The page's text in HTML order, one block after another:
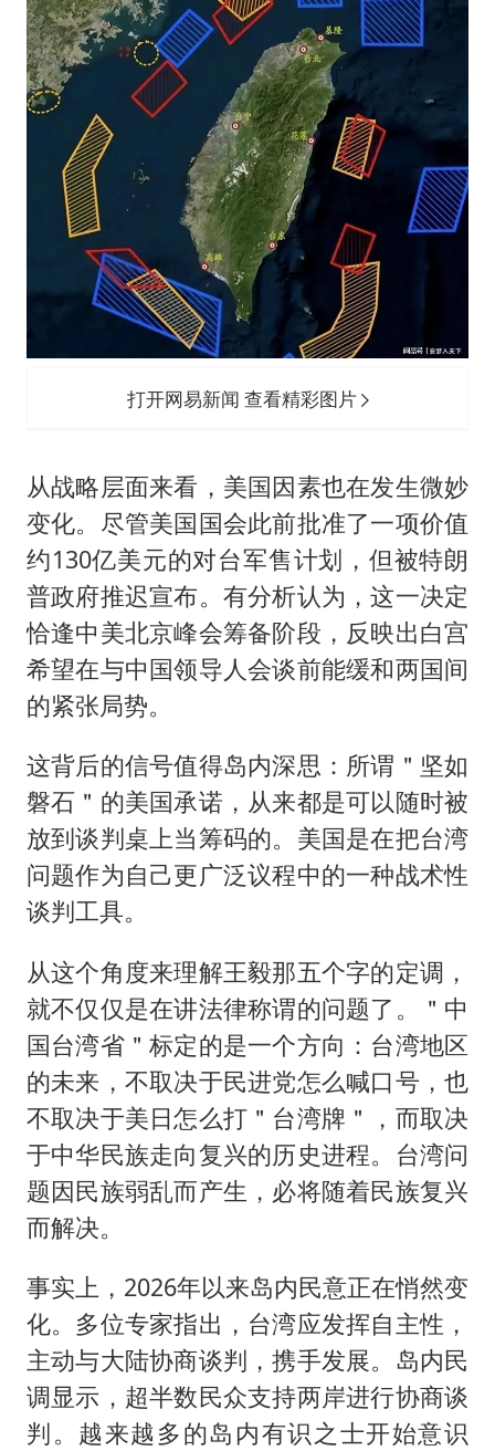
打开网易新闻 查看精彩图片
从战略层面来看，美国因素也在发生微妙
变化。尽管美国国会此前批准了一项价值
约130亿美元的对台军售计划，但被特朗
普政府推迟宣布。有分析认为，这一决定
恰逢中美北京峰会筹备阶段，反映出白宫
希望在与中国领导人会谈前能缓和两国间
的紧张局势。
这背后的信号值得岛内深思：所谓＂坚如
磐石＂的美国承诺，从来都是可以随时被
放到谈判桌上当筹码的。美国是在把台湾
问题作为自己更广泛议程中的一种战术性
谈判工具。
从这个角度来理解王毅那五个字的定调，
就不仅仅是在讲法律称谓的问题了。＂中
国台湾省＂标定的是一个方向：台湾地区
的未来，不取决于民进党怎么喊口号，也
不取决于美日怎么打＂台湾牌＂，而取决
于中华民族走向复兴的历史进程。台湾问
题因民族弱乱而产生，必将随着民族复兴
而解决。
事实上，2026年以来岛内民意正在悄然变
化。多位专家指出，台湾应发挥自主性，
主动与大陆协商谈判，携手发展。岛内民
调显示，超半数民众支持两岸进行协商谈
判。越来越多的岛内有识之士开始意识